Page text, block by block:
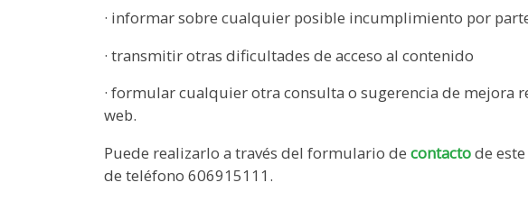
· informar sobre cualquier posible incumplimiento por
· transmitir otras dificultades de acceso al contenido
· formular cualquier otra consulta o sugerencia de mejora
web.
Puede realizarlo a través del formulario de contactode este
de teléfono 606915111.